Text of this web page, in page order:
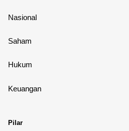
Nasional
Saham
Hukum
Keuangan
Pilar